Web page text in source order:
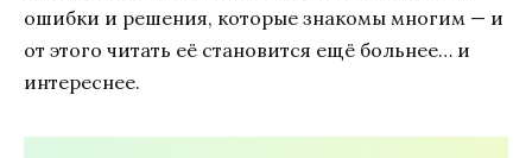
ошибки и решения, которые знакомы многим — и
от этого читать её становится ещё больнее… и
интереснее.